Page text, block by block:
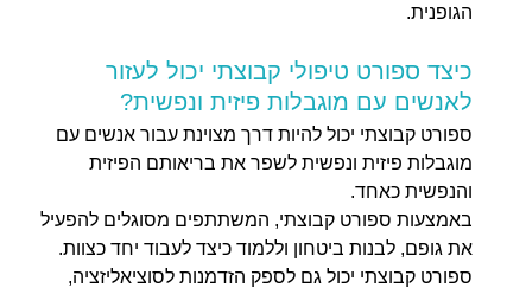
הגופנית.
כיצד ספורט טיפולי קבוצתי יכול לעזור
לאנשים עם מוגבלות פיזית ונפשית?
ספורט קבוצתי יכול להיות דרך מצוינת עבור אנשים עם
מוגבלות פיזית ונפשית לשפר את בריאותם הפיזית
והנפשית כאחד.
באמצעות ספורט קבוצתי, המשתתפים מסוגלים להפעיל
את גופם, לבנות ביטחון וללמוד כיצד לעבוד יחד כצוות.
ספורט קבוצתי יכול גם לספק הזדמנות לסוציאליזציה,